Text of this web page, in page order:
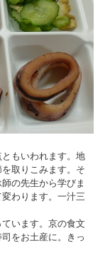
もいわれます。地
取りこみます。そ
の先生から学びま
わります。一汁三
います。京の食文
をお土産に。きっ